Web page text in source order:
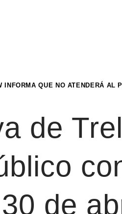
INFORMA QUE NO ATENDERÁ
de
de